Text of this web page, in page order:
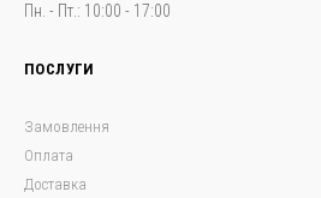
Пн. - Пт.: 10:00 - 17:00
ПОСЛУГИ
Замовлення
Оплата
Доставка